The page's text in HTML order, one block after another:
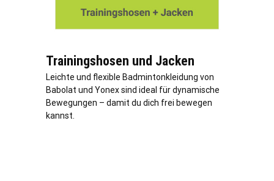
Trainingshosen und Jacken
Leichte und flexible Badmintonkleidung von
Babolat und Yonex sind ideal für dynamische
Bewegungen – damit du dich frei bewegen
kannst.